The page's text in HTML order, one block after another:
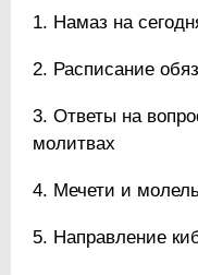
Намаз на
Расписание
Ответы на
молитвах
Мечети и
Направление